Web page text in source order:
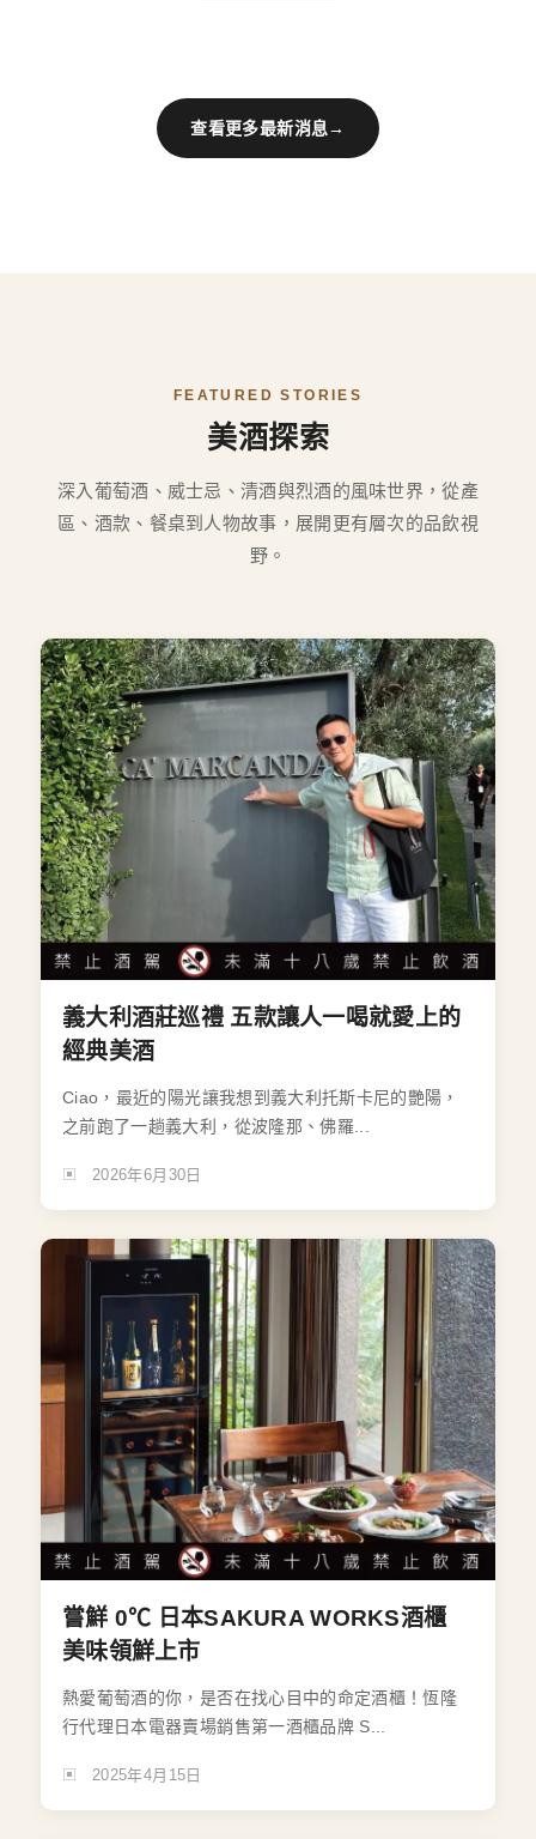
查看更多最新消息→
FEATURED STORIES
美酒探索
深入葡萄酒、威士忌、清酒與烈酒的風味世界，從產
區、酒款、餐桌到人物故事，展開更有層次的品飲視
野。
義大利酒莊巡禮 五款讓人一喝就愛上的
經典美酒
Ciao，最近的陽光讓我想到義大利托斯卡尼的艷陽，
之前跑了一趟義大利，從波隆那、佛羅...
2026年6月30日
嘗鮮 0℃ 日本SAKURA WORKS酒櫃
美味領鮮上市
熱愛葡萄酒的你，是否在找心目中的命定酒櫃！恆隆
行代理日本電器賣場銷售第一酒櫃品牌 S...
2025年4月15日